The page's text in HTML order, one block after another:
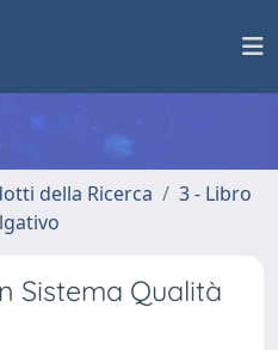
della Ricerca
3 - Libro
Sistema Qualità